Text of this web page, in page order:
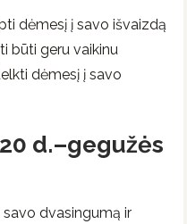
dėmesį į savo išvaizdą
būti geru vaikinu
dėmesį į savo
d.–gegužės
dvasingumą ir